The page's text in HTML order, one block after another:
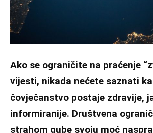
Ako se ograničite na praćenje
vijesti, nikada nećete saznati
čovječanstvo postaje zdravije,
informiranije. Društvena
strahom gube svoju moć